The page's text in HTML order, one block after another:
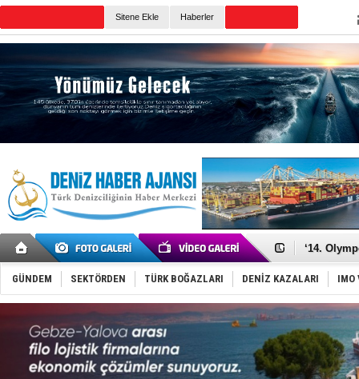
Sitene Ekle Haberler
Denizcilik
Taksi
TÜRKLİM
SOCAR da
Dünyanın
Keşfedildi:
D-Marin,
GÜNDEM SEKTÖRDEN TÜRK BOĞAZLARI DENİZ KAZALARI IMO